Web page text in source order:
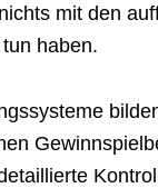
mit den
haben.